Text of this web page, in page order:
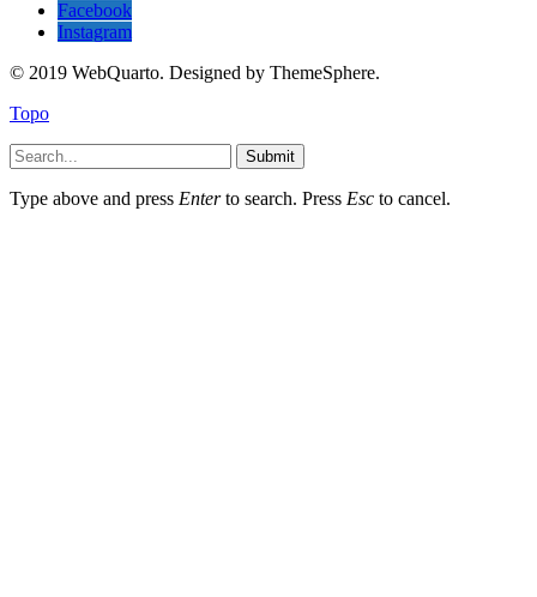
Facebook
Instagram
© 2019 WebQuarto. Designed by ThemeSphere.
Topo
Submit
Type above and press Enterto search. Press Esc to cancel.